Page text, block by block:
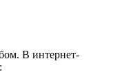
В интернет-